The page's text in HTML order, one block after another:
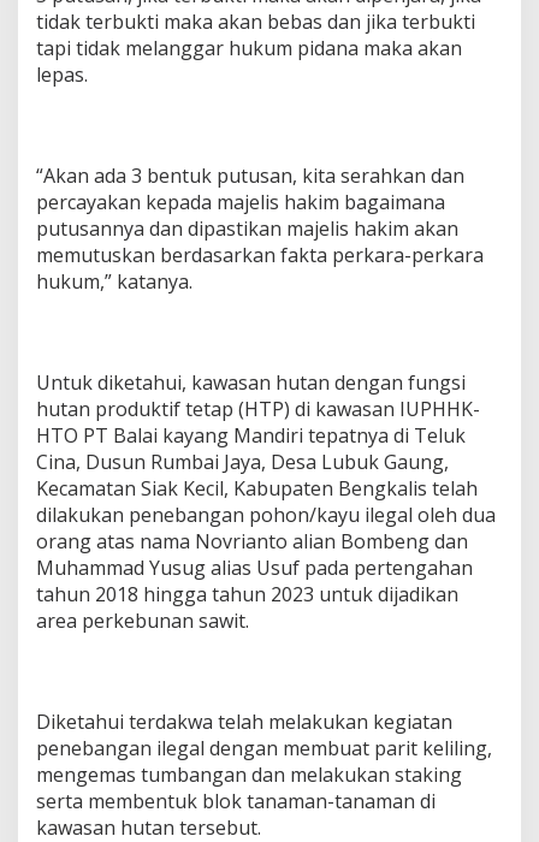
tidak terbukti maka akan bebas dan jika terbukti
tapi tidak melanggar hukum pidana maka akan
lepas.
“Akan ada 3 bentuk putusan, kita serahkan dan
percayakan kepada majelis hakim bagaimana
putusannya dan dipastikan majelis hakim akan
memutuskan berdasarkan fakta perkara-perkara
hukum,” katanya.
Untuk diketahui, kawasan hutan dengan fungsi
hutan produktif tetap (HTP) di kawasan IUPHHK-
HTO PT Balai kayang Mandiri tepatnya di Teluk
Cina, Dusun Rumbai Jaya, Desa Lubuk Gaung,
Kecamatan Siak Kecil, Kabupaten Bengkalis telah
dilakukan penebangan pohon/kayu ilegal oleh dua
orang atas nama Novrianto alian Bombeng dan
Muhammad Yusug alias Usuf pada pertengahan
tahun 2018 hingga tahun 2023 untuk dijadikan
area perkebunan sawit.
Diketahui terdakwa telah melakukan kegiatan
penebangan ilegal dengan membuat parit keliling,
mengemas tumbangan dan melakukan staking
serta membentuk blok tanaman-tanaman di
kawasan hutan tersebut.